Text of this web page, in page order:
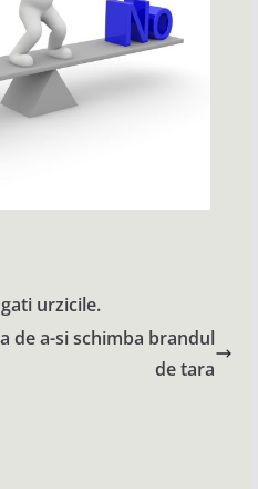
urzicile.
de a-si schimba brandul
de tara